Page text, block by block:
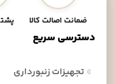
ضمانت اصالت کالا
دسترسی سریع
»تجهیزات زنبورداری